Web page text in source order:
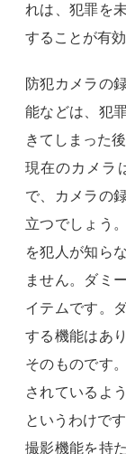
れは、犯罪を
することが有
防犯カメラの
能などは、犯
きてしまった
現在のカメラ
で、カメラの
立つでしょう
を犯人が知ら
ません。ダミ
イテムです。
する機能はあ
そのものです
されているよ
というわけです
撮影機能を持